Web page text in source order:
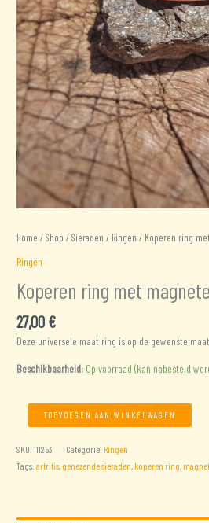
Home /Shop /Sieraden / Ringen / Koperen ring
Ringen
Koperen ring met
27,00 €
Deze universele maat ring is op de gewenste
Beschikbaarheid: Op voorraad (kan nabesteld
Koperen
ring
met
magneten
TOEVOEGEN AAN WINKELWAGEN
SKU:111253 Categorie: Ringen
Tags:artritis, genezende sieraden, koperen ring,